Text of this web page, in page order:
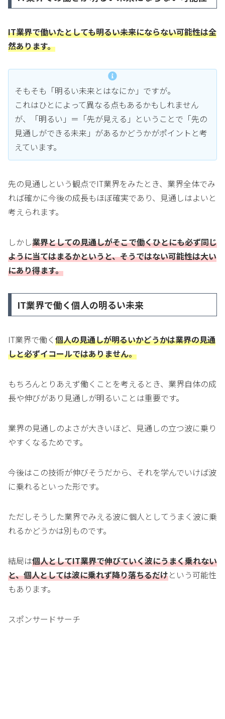
IT業界で働いたとしても明るい未来にならない可能性は全
然あります。
そもそも「明るい未来とはなにか」ですが。
これはひとによって異なる点もあるかもしれません
が、「明るい」＝「先が見える」ということで「先の
見通しができる未来」があるかどうかがポイントと考
えています。
先の見通しという観点でIT業界をみたとき、業界全体でみ
れば確かに今後の成長もほぼ確実であり、見通しはよいと
考えられます。
しかし業界としての見通しがそこで働くひとにも必ず同じ
ように当てはまるかというと、そうではない可能性は大い
にあり得ます。
IT業界で働く個人の明るい未来
IT業界で働く 個人の見通しが明るいかどうかは業界の見通
しと必ずイコールではありません。
もちろんとりあえず働くことを考えるとき、業界自体の成
長や伸びがあり見通しが明るいことは重要です。
業界の見通しのよさが大きいほど、見通しの立つ波に乗り
やすくなるためです。
今後はこの技術が伸びそうだから、それを学んでいけば波
に乗れるといった形です。
ただしそうした業界でみえる波に個人としてうまく波に乗
れるかどうかは別ものです。
結局は個人としてIT業界で伸びていく波にうまく乗れない
と、個人としては波に乗れず降り落ちるだけという可能性
もあります。
スポンサードサーチ